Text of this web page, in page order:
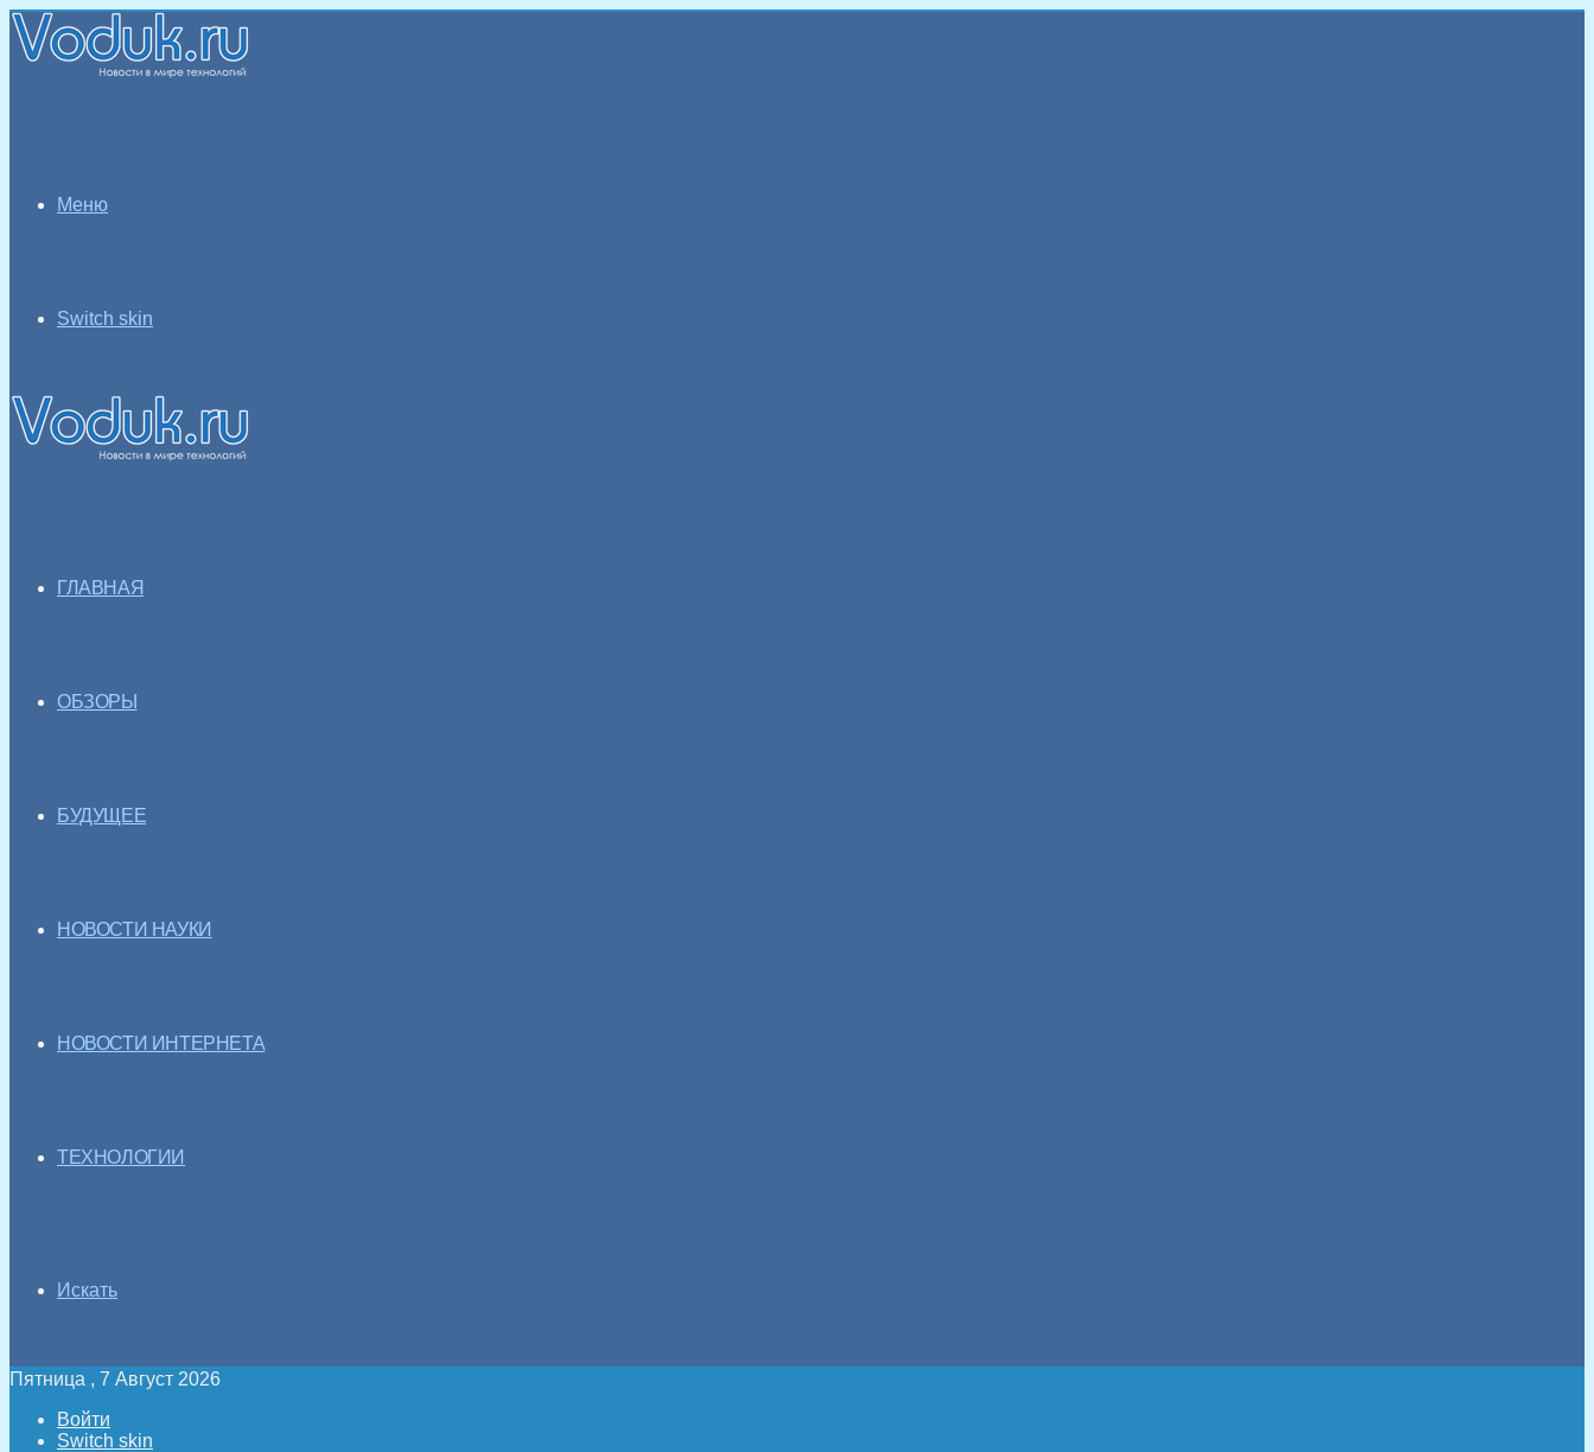
Меню
Switch skin
ГЛАВНАЯ
ОБЗОРЫ
БУДУЩЕЕ
НОВОСТИ НАУКИ
НОВОСТИ ИНТЕРНЕТА
ТЕХНОЛОГИИ
Искать
Пятница , 7 Август 2026
Войти
Switch skin